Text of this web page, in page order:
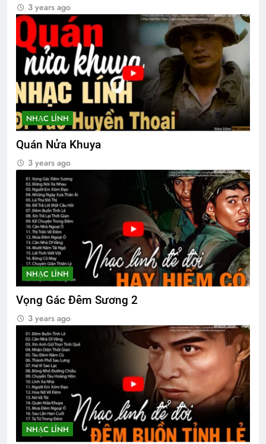
3 years ago
NHẠC LÍNH
Quán Nửa Khuya
3 years ago
NHẠC LÍNH
Vọng Gác Đêm Sương 2
3 years ago
NHẠC LÍNH